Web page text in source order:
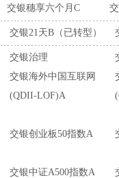
交银穗享六个月C
交银21天B（已转型）
交银治理
交银海外中国互联网
(QDII-LOF)A
交银创业板50指数A
交银中证A500指数A